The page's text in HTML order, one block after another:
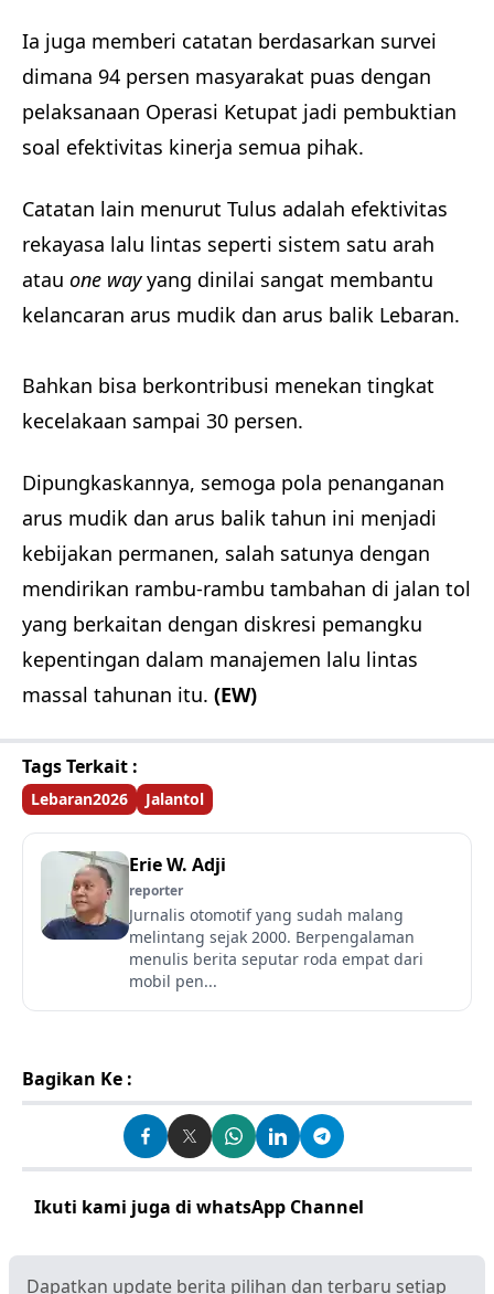
Ia juga memberi catatan berdasarkan survei
dimana 94 persen masyarakat puas dengan
pelaksanaan Operasi Ketupat jadi pembuktian
soal efektivitas kinerja semua pihak.
Catatan lain menurut Tulus adalah efektivitas
rekayasa lalu lintas seperti sistem satu arah
atau one wayyang dinilai sangat membantu
kelancaran arus mudik dan arus balik Lebaran.
Bahkan bisa berkontribusi menekan tingkat
kecelakaan sampai 30 persen.
Dipungkaskannya, semoga pola penanganan
arus mudik dan arus balik tahun ini menjadi
kebijakan permanen, salah satunya dengan
mendirikan rambu-rambu tambahan di jalan tol
yang berkaitan dengan diskresi pemangku
kepentingan dalam manajemen lalu lintas
massal tahunan itu. (EW)
Tags Terkait :
Lebaran2026 Jalantol
Erie W. Adji
reporter
Jurnalis otomotif yang sudah malang
melintang sejak 2000. Berpengalaman
menulis berita seputar roda empat dari
mobil pen...
Bagikan Ke :
Ikuti kami juga di whatsApp Channel
Dapatkan update berita pilihan dan terbaru setiap